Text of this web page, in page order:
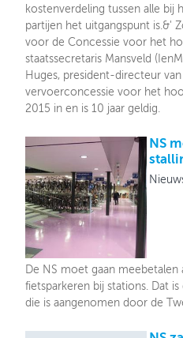
kostenverdeling tussen alle bij
partijen het uitgangspunt is.&'
voor de Concessie voor het
staatssecretaris Mansveld
Huges, president-directeur van
vervoerconcessie voor het
2015 in en is 10 jaar geldig.
NS
De NS moet gaan meebetalen
fietsparkeren bij stations. Dat
die is aangenomen door de